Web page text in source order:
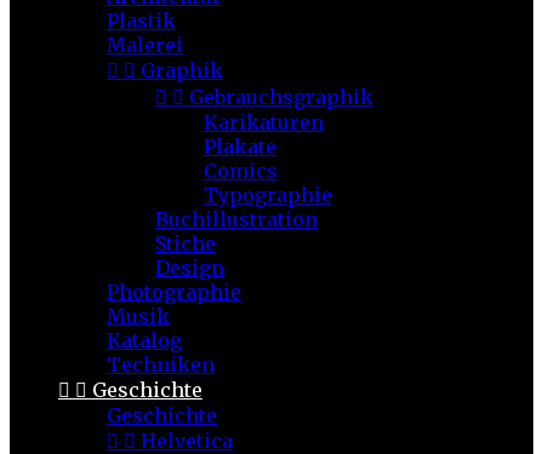
Plastik
Malerei
  Graphik
  Gebrauchsgraphik
Karikaturen
Plakate
Comics
Typographie
Buchillustration
Stiche
Design
Photographie
Musik
Katalog
Techniken
  Geschichte
Geschichte
  Helvetica